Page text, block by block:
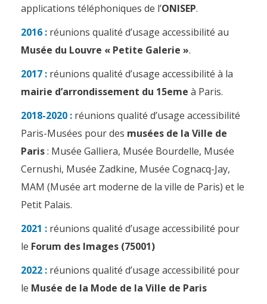
applications téléphoniques de l’ONISEP.
2016 : réunions qualité d’usage accessibilité au
Musée du Louvre « Petite Galerie ».
2017 : réunions qualité d’usage accessibilité à la
mairie d’arrondissement du 15eme à Paris.
2018-2020 : réunions qualité d’usage accessibilité
Paris-Musées pour des musées de la Ville de
Paris: Musée Galliera, Musée Bourdelle, Musée
Cernushi, Musée Zadkine, Musée Cognacq-Jay,
MAM (Musée art moderne de la ville de Paris) et le
Petit Palais.
2021 : réunions qualité d’usage accessibilité pour
le Forum des Images (75001)
2022 : réunions qualité d’usage accessibilité pour
le Musée de la Mode de la Ville de Paris